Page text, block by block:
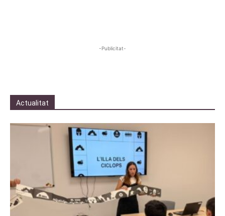
-Publicitat-
Actualitat